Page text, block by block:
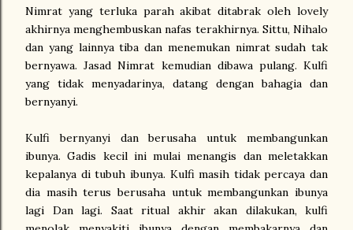
Nimrat yang terluka parah akibat ditabrak oleh lovely
akhirnya menghembuskan nafas terakhirnya. Sittu, Nihalo
dan yang lainnya tiba dan menemukan nimrat sudah tak
bernyawa. Jasad Nimrat kemudian dibawa pulang. Kulfi
yang tidak menyadarinya, datang dengan bahagia dan
bernyanyi.
Kulfi bernyanyi dan berusaha untuk membangunkan
ibunya. Gadis kecil ini mulai menangis dan meletakkan
kepalanya di tubuh ibunya. Kulfi masih tidak percaya dan
dia masih terus berusaha untuk membangunkan ibunya
lagi Dan lagi. Saat ritual akhir akan dilakukan, kulfi